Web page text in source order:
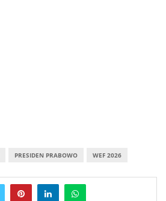
PRESIDEN PRABOWO WEF 2026